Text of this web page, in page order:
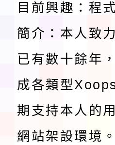
檢送桃園
及師生本
實施要點
115年食
程
函轉國家
鎮韌性（
「115年
法」
本校115
目前興趣：程
簡介：本人致
已有數十餘年
成各類型
期支持本人的
網站架設環境。